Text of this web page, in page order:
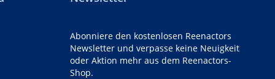
Abonniere den kostenlosen Reenactors
Newsletter und verpasse keine Neuigkeit
oder Aktion mehr aus dem Reenactors-
Shop.